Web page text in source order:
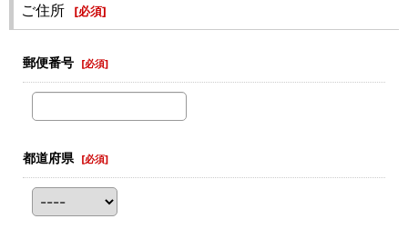
ご住所 [必須]
郵便番号 [必須]
都道府県 [必須]